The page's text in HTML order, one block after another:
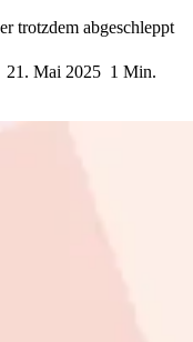
trotzdem abgeschleppt
21. Mai 2025 1 Min.